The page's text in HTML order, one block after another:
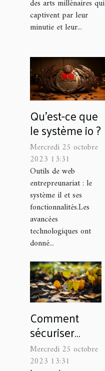
des arts millénaires qui
captivent par leur
minutie et leur...
Qu'est-ce que
le système io ?
Mercredi 25 octobre
2023 13:31
Outils de web
entrepreunariat : le
système il et ses
fonctionnalités.Les
avancées
technologiques ont
donné...
Comment
sécuriser
votre maison ?
Mercredi 25 octobre
2023 13:31